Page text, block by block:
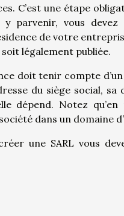
C’est une étape
parvenir, vous devez
de votre
légalement publiée.
doit tenir compte
du siège social,
dépend. Notez
dans un domaine
une SARL vous